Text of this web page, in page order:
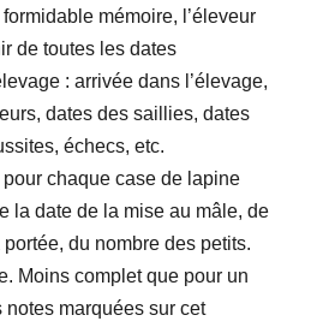
mémoire, l’éleveur
de toutes les dates
: arrivée dans l’élevage,
dates des saillies, dates
échecs, etc.
pour chaque case de lapine
la date de la mise au mâle, de
du nombre des petits.
Moins complet que pour un
marquées sur cet